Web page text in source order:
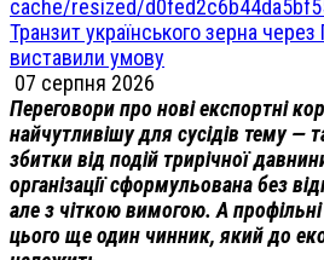
Транзит українського зерна через
виставили умову
07 серпня 2026
Переговори про нові експортні
найчутливішу для сусідів тему —
збитки від подій трирічної
організації сформульована без
але з чіткою вимогою. А
цього ще один чинник, який до